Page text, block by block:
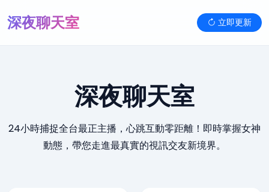
深夜聊天室 立即更新
深夜聊天室
24小時捕捉全台最正主播，心跳互動零距離！即時掌握女神
動態，帶您走進最真實的視訊交友新境界。